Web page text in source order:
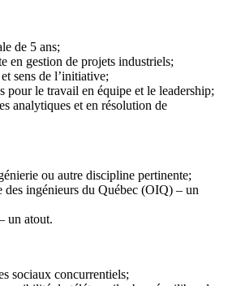
de 5 ans;
en gestion de projets industriels;
sens de l’initiative;
pour le travail en équipe et le leadership;
analytiques et en résolution de
ou autre discipline pertinente;
des ingénieurs du Québec (OIQ) – un
un atout.
sociaux concurrentiels;